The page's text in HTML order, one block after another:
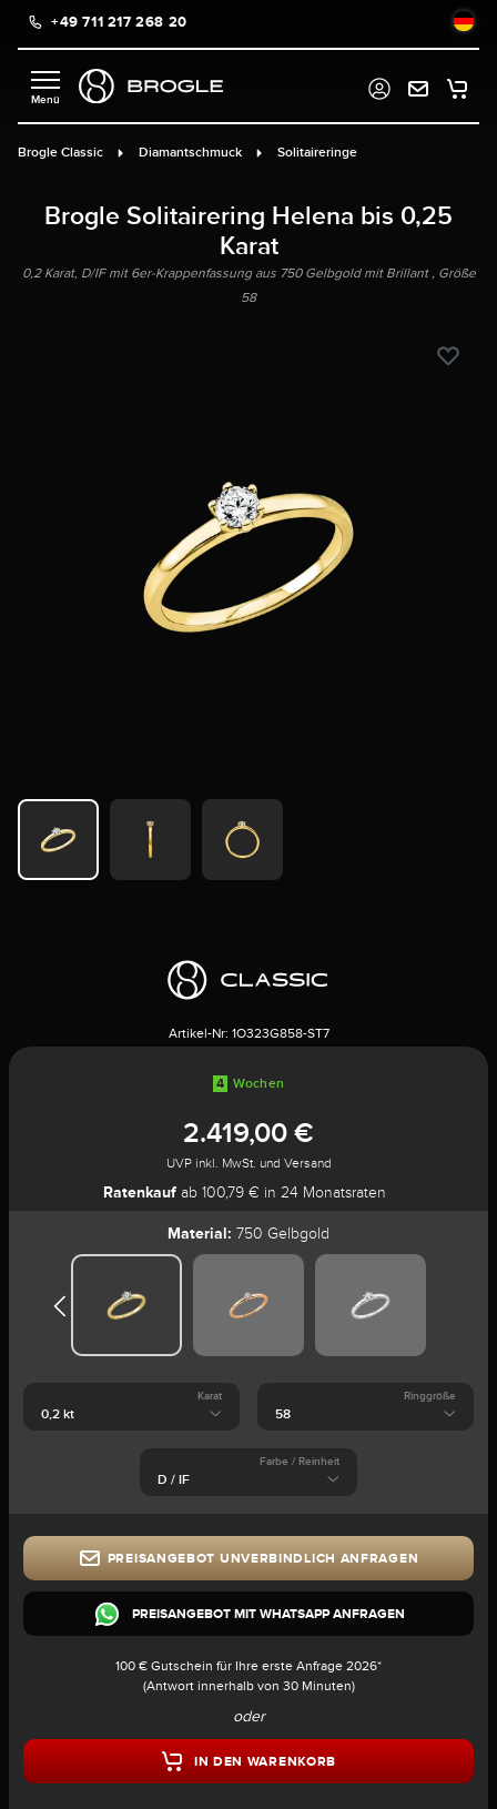
springen
+49 711 217 268 20
Brogle Classic Diamantschmuck Solitaireringe
Brogle Solitairering Helena bis 0,25
Karat
0,2 Karat, D/IF mit 6er-Krappenfassung aus 750 Gelbgold mit Brillant , Größe
58
Artikel-Nr: 1O323G858-ST7
4 Wochen
2.419,00 €
UVP inkl. MwSt. und Versand
Ratenkaufab 100,79 € in 24 Monatsraten
Material: 750 Gelbgold
Karat Ringgröße
Farbe / Reinheit
PREISANGEBOT UNVERBINDLICH ANFRAGEN
PREISANGEBOT MIT WHATSAPP ANFRAGEN
100 € Gutschein für Ihre erste Anfrage 2026*
(Antwort innerhalb von 30 Minuten)
oder
IN DEN WARENKORB